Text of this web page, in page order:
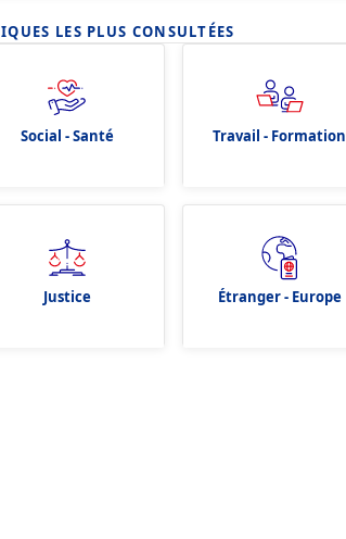
LES PLUS CONSULTÉES
Social - Santé Travail - Formation
Justice Étranger - Europe